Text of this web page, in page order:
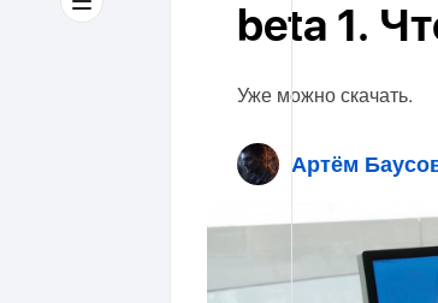
beta 1.
Уже можно скачать.
Артём